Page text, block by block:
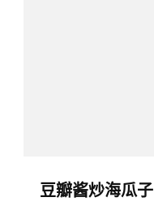
豆瓣酱炒海瓜子